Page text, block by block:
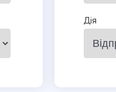
Дія